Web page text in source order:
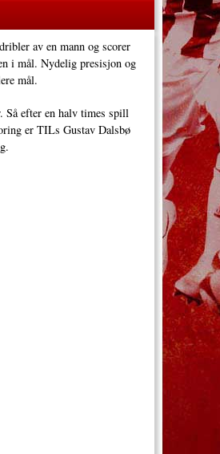
av en mann og scorer
i mål. Nydelig presisjon og
mål.
Så efter en halv times spill
er TILs Gustav Dalsbø